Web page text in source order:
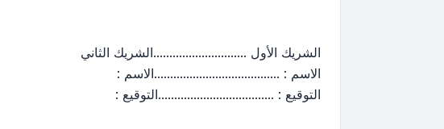
الشريك الأول .............................الشريك الثاني
الاسم : .......................................الاسم :
التوقيع : ....................................التوقيع :